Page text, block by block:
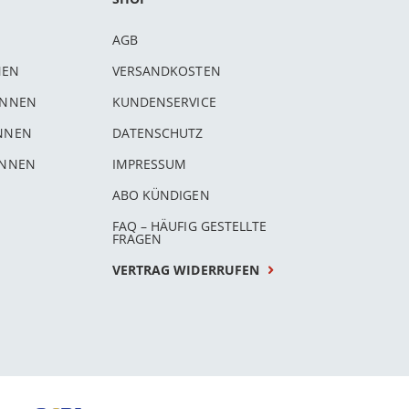
AGB
VERSANDKOSTEN
KUNDENSERVICE
DATENSCHUTZ
IMPRESSUM
ABO KÜNDIGEN
FAQ – HÄUFIG GESTELLTE
FRAGEN
VERTRAG WIDERRUFEN